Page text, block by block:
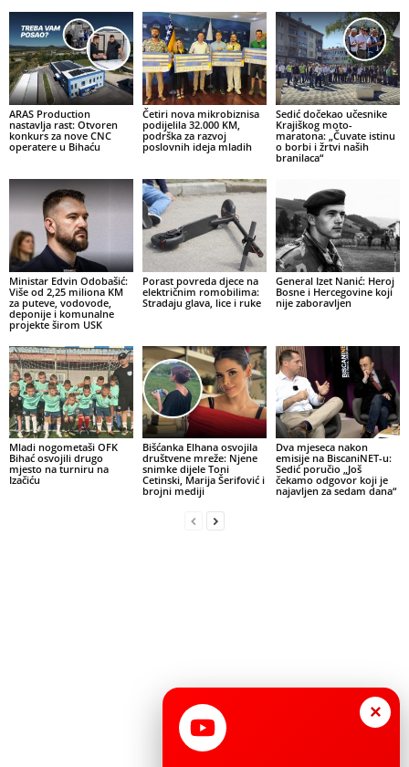
ARAS Production
nastavlja rast: Otvoren
konkurs za nove CNC
operatere u Bihaću
Četiri nova mikrobiznisa
podijelila 32.000 KM,
podrška za razvoj
poslovnih ideja mladih
Sedić dočekao učesnike
Krajiškog moto-
maratona: „Čuvate istinu
o borbi i žrtvi naših
branilaca“
Ministar Edvin Odobašić:
Više od 2,25 miliona KM
za puteve, vodovode,
deponije i komunalne
projekte širom USK
Porast povreda djece na
električnim romobilima:
Stradaju glava, lice i ruke
General Izet Nanić: Heroj
Bosne i Hercegovine koji
nije zaboravljen
Mladi nogometaši OFK
Bihać osvojili drugo
mjesto na turniru na
Izačiću
Bišćanka Elhana osvojila
društvene mreže: Njene
snimke dijele Toni
Cetinski, Marija Šerifović i
brojni mediji
Dva mjeseca nakon
emisije na BiscaniNET-u:
Sedić poručio „Još
čekamo odgovor koji je
najavljen za sedam dana“
×